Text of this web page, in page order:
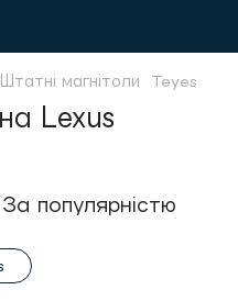
Штатні магнітоли Teyes
Lexus
За популярністю